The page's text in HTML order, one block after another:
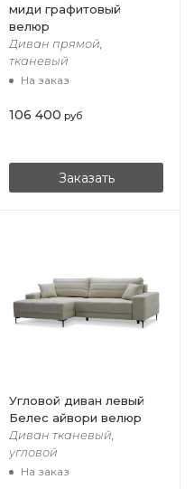
миди графитовый
велюр
Диван прямой,
тканевый
На заказ
106 400 руб
Заказать
Угловой диван левый
Белес айвори велюр
Диван тканевый,
угловой
На заказ